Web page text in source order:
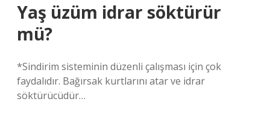
Yaş üzüm idrar söktürür
mü?
*Sindirim sisteminin düzenli çalışması için çok
faydalıdır. Bağırsak kurtlarını atar ve idrar
söktürücüdür…